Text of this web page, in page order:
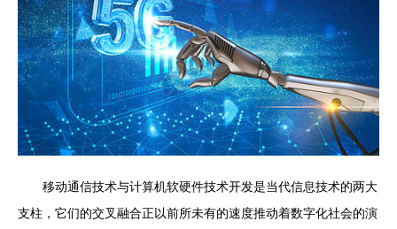
移动通信技术与计算机软硬件技术开发是当代信息技术的两大
支柱，它们的交叉融合正以前所未有的速度推动着数字化社会的演